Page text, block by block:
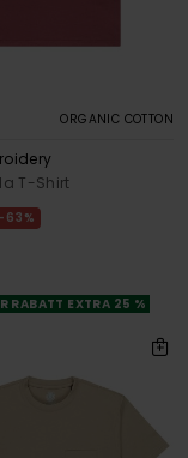
ORGANIC COTTON
T-Shirt
63%
RABATT EXTRA 25 %